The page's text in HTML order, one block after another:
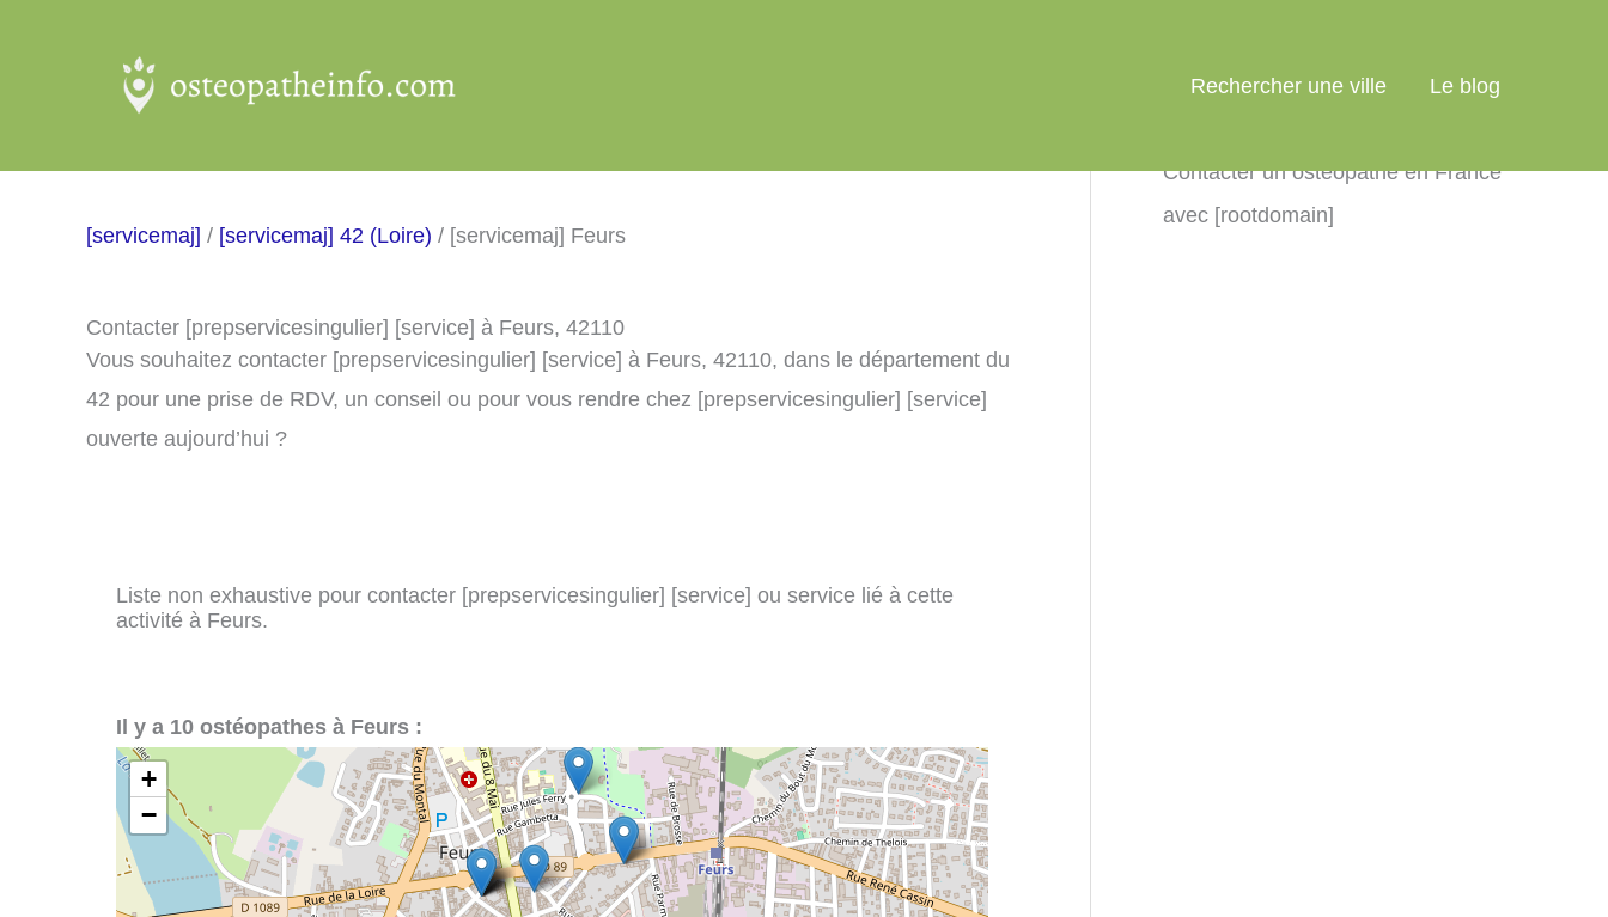
Rechercher une ville Le blog
[servicemaj] / [servicemaj] 42 (Loire) / [servicemaj] Feurs
Contacter [prepservicesingulier] [service] à Feurs, 42110
Vous souhaitez contacter [prepservicesingulier] [service] à Feurs, 42110, dans le département du
42 pour une prise de RDV, un conseil ou pour vous rendre chez [prepservicesingulier] [service]
ouverte aujourd’hui ?
Liste non exhaustive pour contacter [prepservicesingulier] [service] ou service lié à cette
activité à Feurs.
Il y a 10 ostéopathes à Feurs :
+
−
Contacter un ostéopathe en France
avec [rootdomain]